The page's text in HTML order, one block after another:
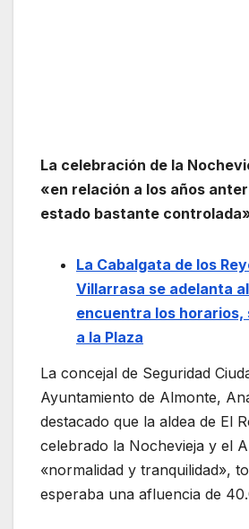
La celebración de la
«en relación a los años
estado bastante
La Cabalgata de los
Villarrasa se adelanta
encuentra los horarios,
a la Plaza
La concejal de Seguridad
Ayuntamiento de Almonte,
destacado que la aldea de El
celebrado la Nochevieja y el
«normalidad y tranquilidad»,
esperaba una afluencia de